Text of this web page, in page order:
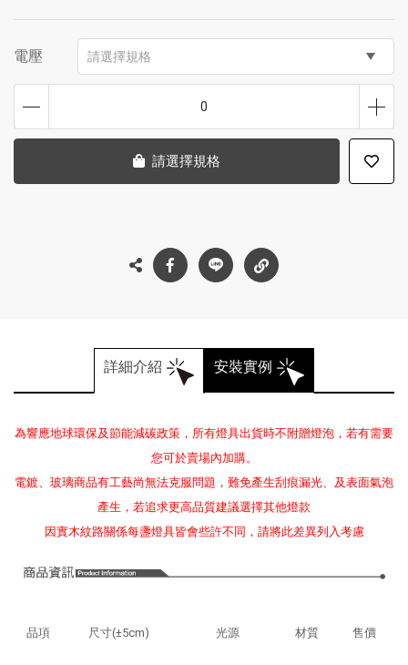
電壓 請選擇規格
0
請選擇規格
詳細介紹 安裝實例
為響應地球環保及節能減碳政策，所有燈具出貨時不附贈燈泡，若有需要
您可於賣場內加購。
電鍍、玻璃商品有工藝尚無法克服問題，難免產生刮痕漏光、及表面氣泡
產生，若追求更高品質建議選擇其他燈款
因實木紋路關係每盞燈具皆會些許不同，請將此差異列入考慮
品項 尺寸(±5cm) 光源 材質 售價